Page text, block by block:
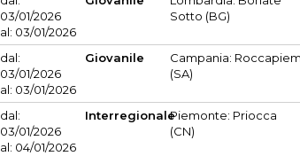
03/01/2026
al: 03/01/2026
Sotto (BG)
dal:
03/01/2026
al: 03/01/2026
Giovanile
Campania:
(SA)
dal:
03/01/2026
al: 04/01/2026
InterregionalePiemonte: Priocca
(CN)